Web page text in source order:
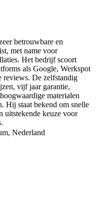
betrouwbare en
met name voor
Het bedrijf scoort
als Google, Werkspot
reviews. De zelfstandig
vijf jaar garantie,
materialen
Hij staat bekend om snelle
uitstekende keuze voor
Nederland